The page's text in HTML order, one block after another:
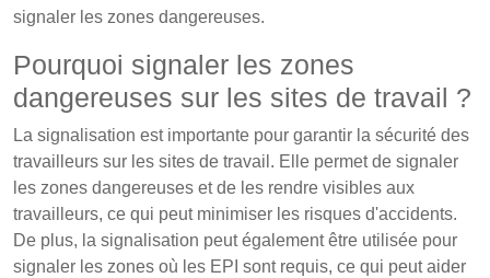
signaler les zones dangereuses.
Pourquoi signaler les zones
dangereuses sur les sites de travail ?
La signalisation est importante pour garantir la sécurité des
travailleurs sur les sites de travail. Elle permet de signaler
les zones dangereuses et de les rendre visibles aux
travailleurs, ce qui peut minimiser les risques d'accidents.
De plus, la signalisation peut également être utilisée pour
signaler les zones où les EPI sont requis, ce qui peut aider